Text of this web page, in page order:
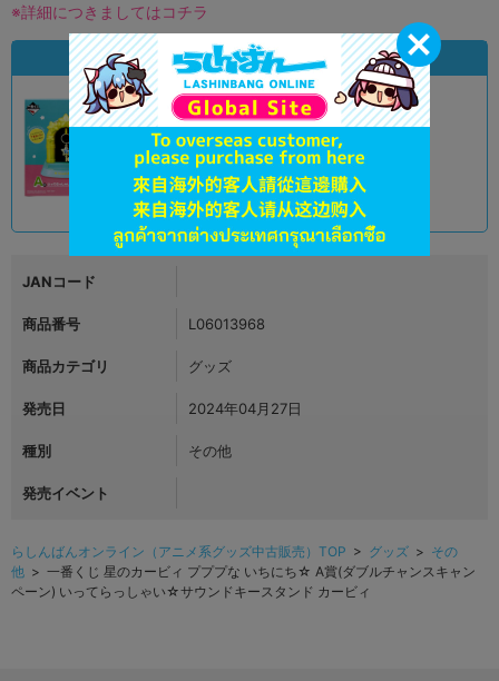
※詳細につきましてはコチラ
状態違いの同一商品
状態 :A
オンライン
品切状態 1,690円 税込
JANコード
商品番号 L06013968
商品カテゴリ グッズ
発売日 2024年04月27日
種別 その他
発売イベント
らしんばんオンライン（アニメ系グッズ中古販売）TOP > グッズ > その
他 > 一番くじ 星のカービィ プププな いちにち☆ A賞(ダブルチャンスキャン
ペーン) いってらっしゃい☆サウンドキースタンド カービィ